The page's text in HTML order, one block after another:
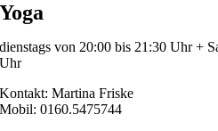
Yoga
dienstags von 20:00 bis 21:30 Uhr +
Uhr
Kontakt: Martina Friske
Mobil: 0160.5475744